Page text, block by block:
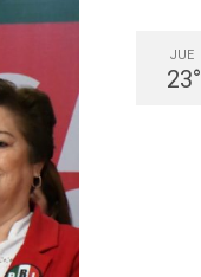
JUE
23°